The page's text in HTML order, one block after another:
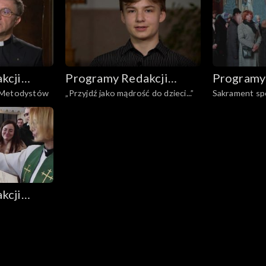
Programy Redakcji
Audycji Ekumenicznych
„Przyjdź jako mądrość do dzieci...”
Audycji
Sakrament